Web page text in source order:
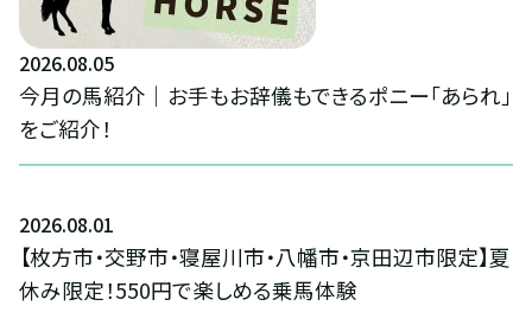
2026.08.05
今月の馬紹介｜お手もお辞儀もできるポニー「あられ」
をご紹介！
2026.08.01
【枚方市・交野市・寝屋川市・八幡市・京田辺市限定】夏
休み限定！550円で楽しめる乗馬体験